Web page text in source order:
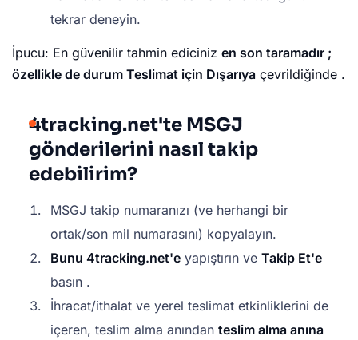
tekrar deneyin.
İpucu: En güvenilir tahmin ediciniz en son taramadır ;
özellikle de durum Teslimat için Dışarıya çevrildiğinde .
4tracking.net'te MSGJ
gönderilerini nasıl takip
edebilirim?
MSGJ takip numaranızı (ve herhangi bir
ortak/son mil numarasını) kopyalayın.
Bunu 4tracking.net'e yapıştırın ve Takip Et'e
basın .
İhracat/ithalat ve yerel teslimat etkinliklerini de
içeren, teslim alma anından teslim alma anına